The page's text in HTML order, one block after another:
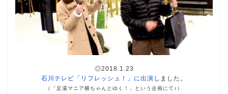
◎2018.1.23
石川テレビ「リフレッシュ！」に出演 しました。
（「足湯マニア横ちゃんとゆく！」という企画にて♪）